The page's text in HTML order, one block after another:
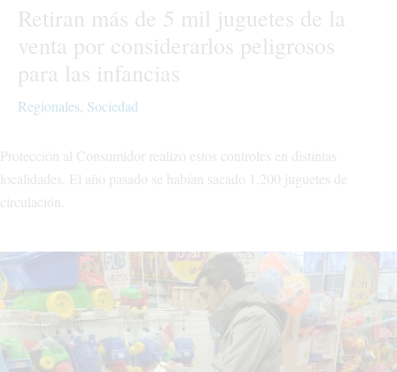
Retiran más de 5 mil juguetes de la
venta por considerarlos peligrosos
para las infancias
Regionales, Sociedad
Protección al Consumidor realizó estos controles en distintas
localidades. El año pasado se habían sacado 1.200 juguetes de
circulación.